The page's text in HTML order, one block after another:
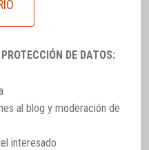
DE DATOS:
al blog y moderación de
interesado